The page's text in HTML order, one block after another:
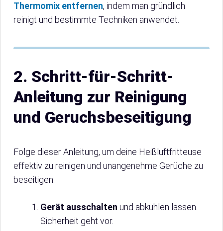
Thermomix entfernen, indem man gründlich
reinigt und bestimmte Techniken anwendet.
2. Schritt-für-Schritt-
Anleitung zur Reinigung
und Geruchsbeseitigung
Folge dieser Anleitung, um deine Heißluftfritteuse
effektiv zu reinigen und unangenehme Gerüche zu
beseitigen:
Gerät ausschalten und abkühlen lassen.
Sicherheit geht vor.